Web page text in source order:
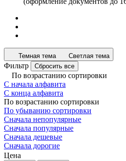
Темная тема Светлая тема
Фильтр Сбросить все
По возрастанию сортировки
С начала алфавита
С конца алфавита
По возрастанию сортировки
По убыванию сортировки
Сначала непопулярные
Сначала популярные
Сначала дешевые
Сначала дорогие
Цена